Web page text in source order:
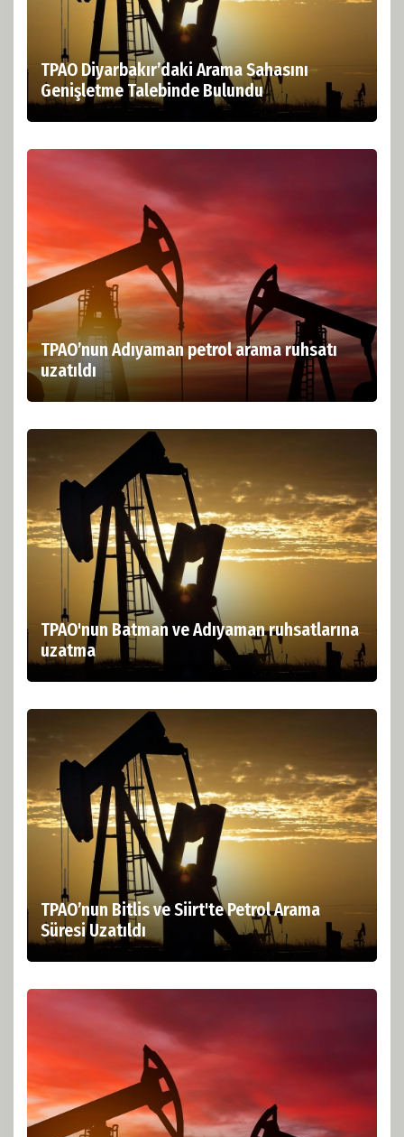
TPAO Diyarbakır’daki Arama Sahasını
Genişletme Talebinde Bulundu
TPAO’nun Adıyaman petrol arama ruhsatı
uzatıldı
TPAO'nun Batman ve Adıyaman ruhsatlarına
uzatma
TPAO’nun Bitlis ve Siirt'te Petrol Arama
Süresi Uzatıldı